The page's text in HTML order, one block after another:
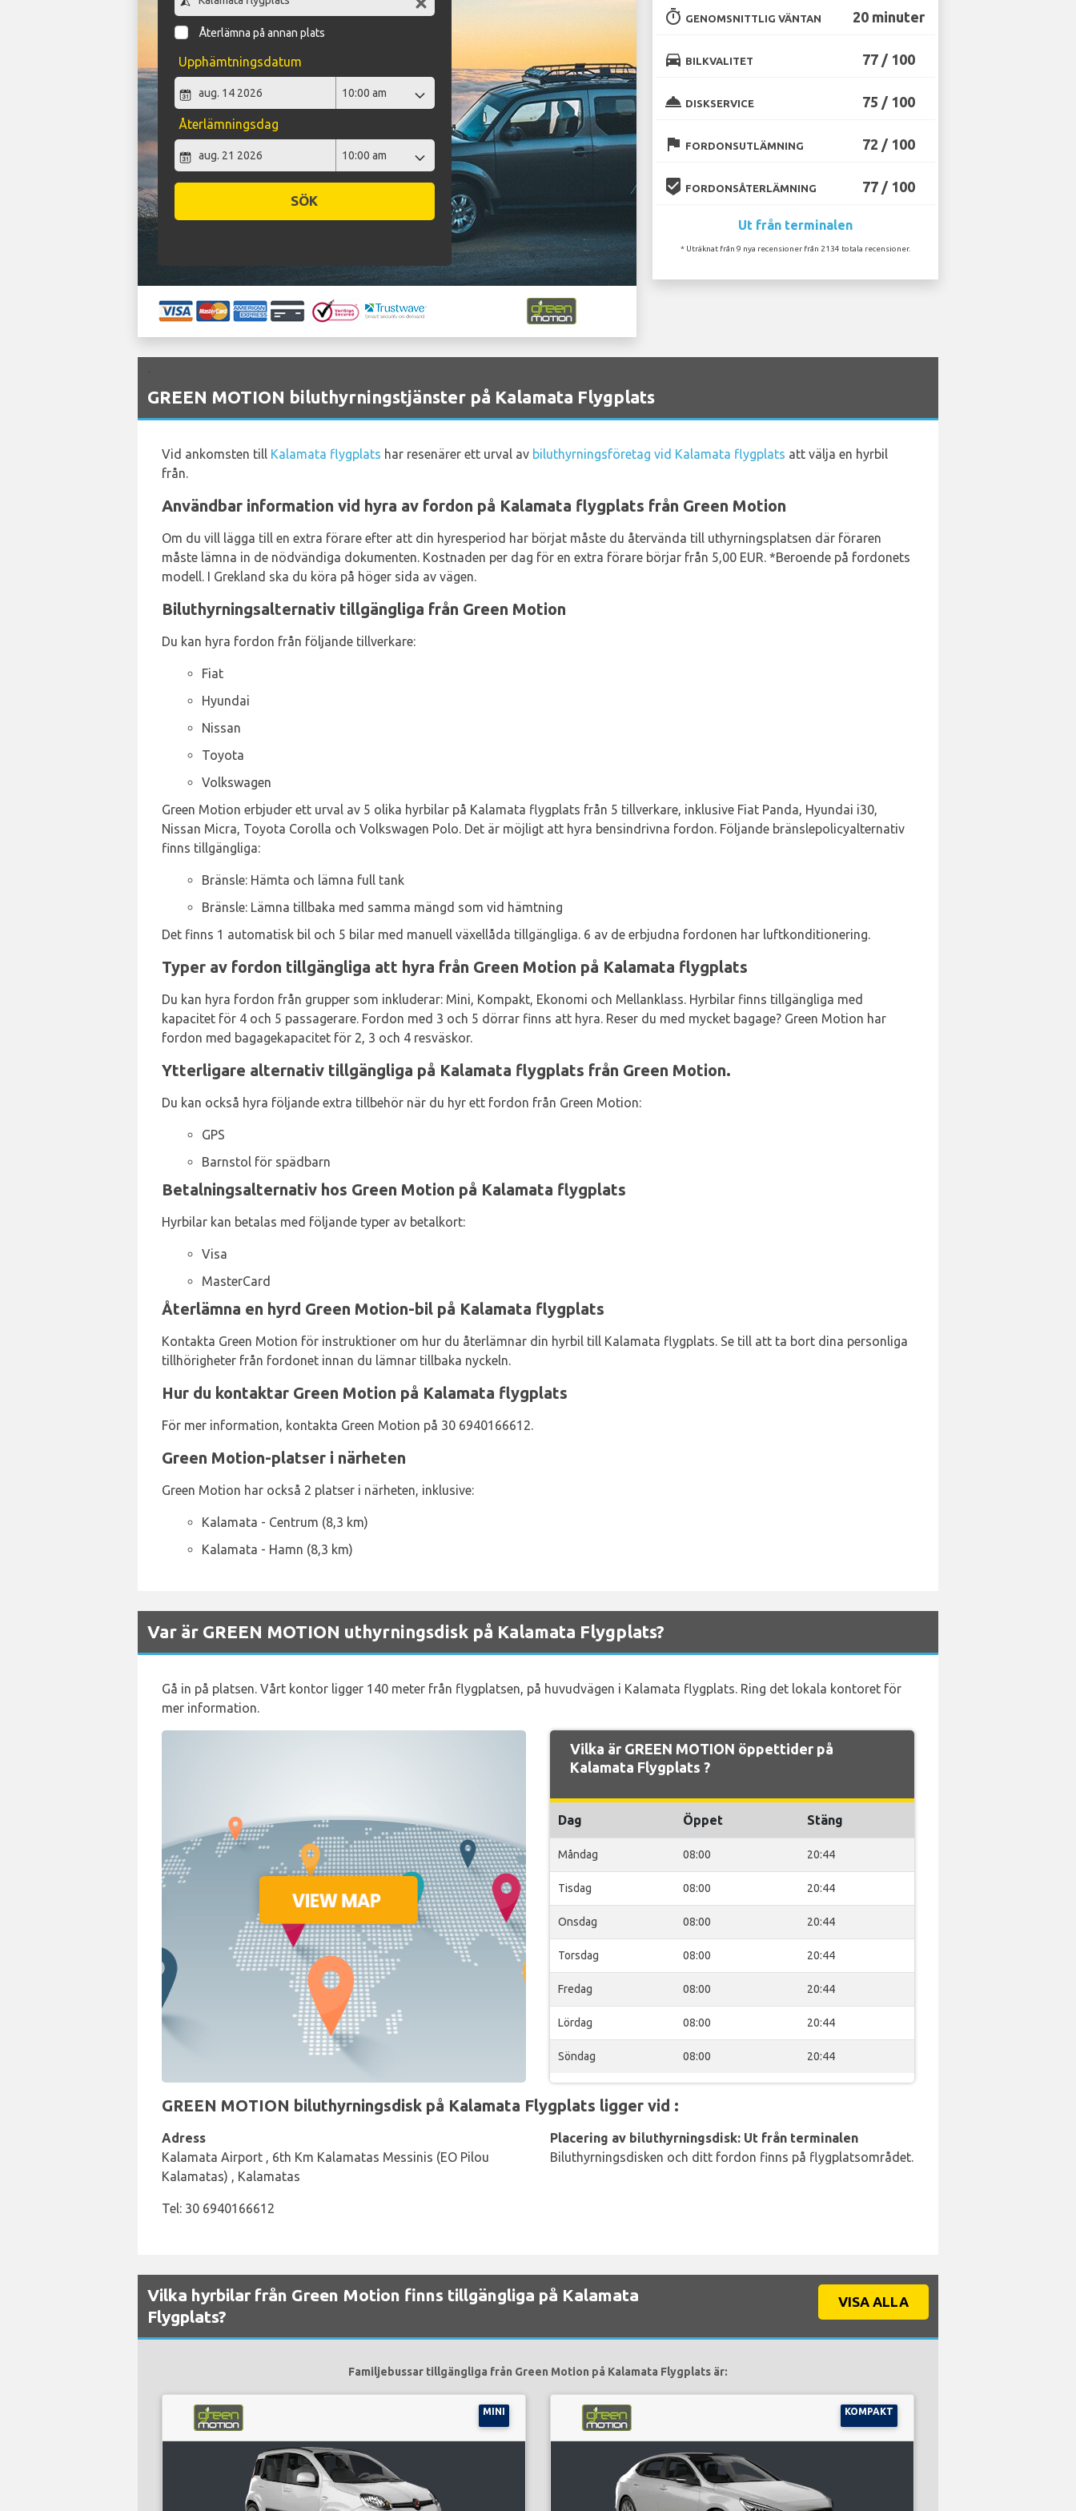
Återlämna på annan plats
Upphämtningsdatum
Återlämningsdag
SÖK
timer GENOMSNITTLIG VÄNTAN 20 minuter
directions_car BILKVALITET 77 / 100
room_service DISKSERVICE 75 / 100
flag FORDONSUTLÄMNING 72 / 100
beenhere FORDONSÅTERLÄMNING 77 / 100
Ut från terminalen
* Uträknat från 9 nya recensioner från 2134 totala recensioner.
GREEN MOTION biluthyrningstjänster på Kalamata Flygplats
Vid ankomsten till Kalamata flygplats har resenärer ett urval av biluthyrningsföretag vid Kalamata flygplats att välja en hyrbil
från.
Användbar information vid hyra av fordon på Kalamata flygplats från Green Motion
Om du vill lägga till en extra förare efter att din hyresperiod har börjat måste du återvända till uthyrningsplatsen där föraren
måste lämna in de nödvändiga dokumenten. Kostnaden per dag för en extra förare börjar från 5,00 EUR. *Beroende på fordonets
modell. I Grekland ska du köra på höger sida av vägen.
Biluthyrningsalternativ tillgängliga från Green Motion
Du kan hyra fordon från följande tillverkare:
Fiat
Hyundai
Nissan
Toyota
Volkswagen
Green Motion erbjuder ett urval av 5 olika hyrbilar på Kalamata flygplats från 5 tillverkare, inklusive Fiat Panda, Hyundai i30,
Nissan Micra, Toyota Corolla och Volkswagen Polo. Det är möjligt att hyra bensindrivna fordon. Följande bränslepolicyalternativ
finns tillgängliga:
Bränsle: Hämta och lämna full tank
Bränsle: Lämna tillbaka med samma mängd som vid hämtning
Det finns 1 automatisk bil och 5 bilar med manuell växellåda tillgängliga. 6 av de erbjudna fordonen har luftkonditionering.
Typer av fordon tillgängliga att hyra från Green Motion på Kalamata flygplats
Du kan hyra fordon från grupper som inkluderar: Mini, Kompakt, Ekonomi och Mellanklass. Hyrbilar finns tillgängliga med
kapacitet för 4 och 5 passagerare. Fordon med 3 och 5 dörrar finns att hyra. Reser du med mycket bagage? Green Motion har
fordon med bagagekapacitet för 2, 3 och 4 resväskor.
Ytterligare alternativ tillgängliga på Kalamata flygplats från Green Motion.
Du kan också hyra följande extra tillbehör när du hyr ett fordon från Green Motion:
GPS
Barnstol för spädbarn
Betalningsalternativ hos Green Motion på Kalamata flygplats
Hyrbilar kan betalas med följande typer av betalkort:
Visa
MasterCard
Återlämna en hyrd Green Motion-bil på Kalamata flygplats
Kontakta Green Motion för instruktioner om hur du återlämnar din hyrbil till Kalamata flygplats. Se till att ta bort dina personliga
tillhörigheter från fordonet innan du lämnar tillbaka nyckeln.
Hur du kontaktar Green Motion på Kalamata flygplats
För mer information, kontakta Green Motion på 30 6940166612.
Green Motion-platser i närheten
Green Motion har också 2 platser i närheten, inklusive:
Kalamata - Centrum (8,3 km)
Kalamata - Hamn (8,3 km)
Var är GREEN MOTION uthyrningsdisk på Kalamata Flygplats?
Gå in på platsen. Vårt kontor ligger 140 meter från flygplatsen, på huvudvägen i Kalamata flygplats. Ring det lokala kontoret för
mer information.
Vilka är GREEN MOTION öppettider på
Kalamata Flygplats ?
Dag Öppet Stäng
Måndag 08:00 20:44
Tisdag 08:00 20:44
Onsdag 08:00 20:44
Torsdag 08:00 20:44
Fredag 08:00 20:44
Lördag 08:00 20:44
Söndag 08:00 20:44
GREEN MOTION biluthyrningsdisk på Kalamata Flygplats ligger vid :
Adress
Kalamata Airport , 6th Km Kalamatas Messinis (EO Pilou
Kalamatas) , Kalamatas
Tel: 30 6940166612
Placering av biluthyrningsdisk: Ut från terminalen
Biluthyrningsdisken och ditt fordon finns på flygplatsområdet.
Vilka hyrbilar från Green Motion finns tillgängliga på Kalamata
Flygplats?
VISA ALLA
Familjebussar tillgängliga från Green Motion på Kalamata Flygplats är:
MINI KOMPAKT